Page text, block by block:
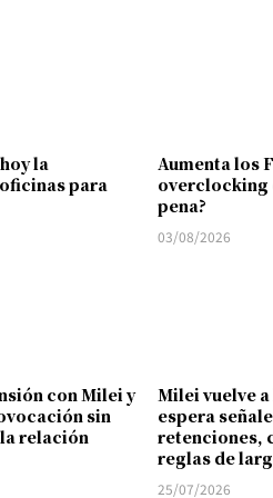
la
para
Aumenta los
overclocking
pena?
03/08/2026
con Milei y
sin
relación
Milei vuelve
espera
retenciones,
reglas de
25/07/2026